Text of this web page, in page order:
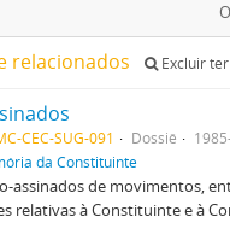
relacionados Excluir
CEC-SUG-091 Dossiê
da Constituinte
assinados de movimentos,
relativas à Constituinte e à